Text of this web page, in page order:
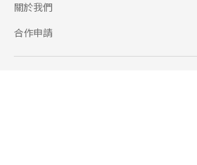
關於我們
合作申請